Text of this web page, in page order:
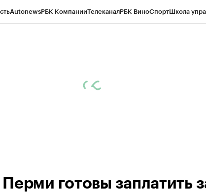
AutonewsРБК КомпанииТелеканалРБК ВиноСпортШкола
Перми готовы заплатить